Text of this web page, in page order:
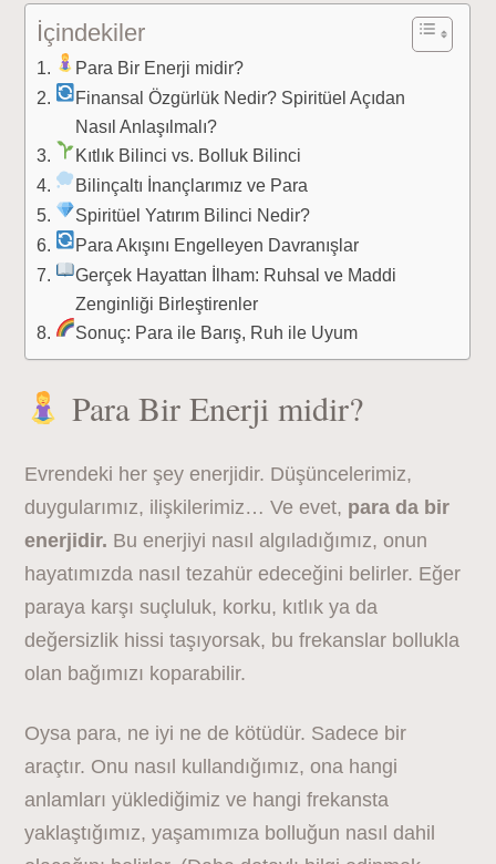
İçindekiler
Para Bir Enerji midir?
Finansal Özgürlük Nedir? Spiritüel Açıdan
Nasıl Anlaşılmalı?
Kıtlık Bilinci vs. Bolluk Bilinci
Bilinçaltı İnançlarımız ve Para
Spiritüel Yatırım Bilinci Nedir?
Para Akışını Engelleyen Davranışlar
Gerçek Hayattan İlham: Ruhsal ve Maddi
Zenginliği Birleştirenler
Sonuç: Para ile Barış, Ruh ile Uyum
Para Bir Enerji midir?
Evrendeki her şey enerjidir. Düşüncelerimiz,
duygularımız, ilişkilerimiz… Ve evet, para da bir
enerjidir. Bu enerjiyi nasıl algıladığımız, onun
hayatımızda nasıl tezahür edeceğini belirler. Eğer
paraya karşı suçluluk, korku, kıtlık ya da
değersizlik hissi taşıyorsak, bu frekanslar bollukla
olan bağımızı koparabilir.
Oysa para, ne iyi ne de kötüdür. Sadece bir
araçtır. Onu nasıl kullandığımız, ona hangi
anlamları yüklediğimiz ve hangi frekansta
yaklaştığımız, yaşamımıza bolluğun nasıl dahil